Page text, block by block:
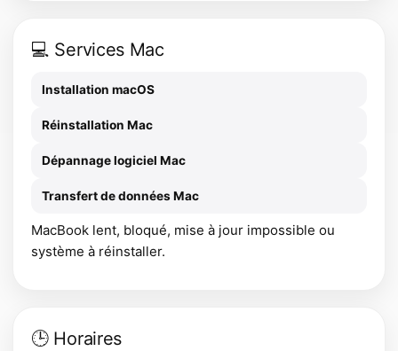
💻 Services Mac
Installation macOS
Réinstallation Mac
Dépannage logiciel Mac
Transfert de données Mac
MacBook lent, bloqué, mise à jour impossible ou
système à réinstaller.
🕒 Horaires